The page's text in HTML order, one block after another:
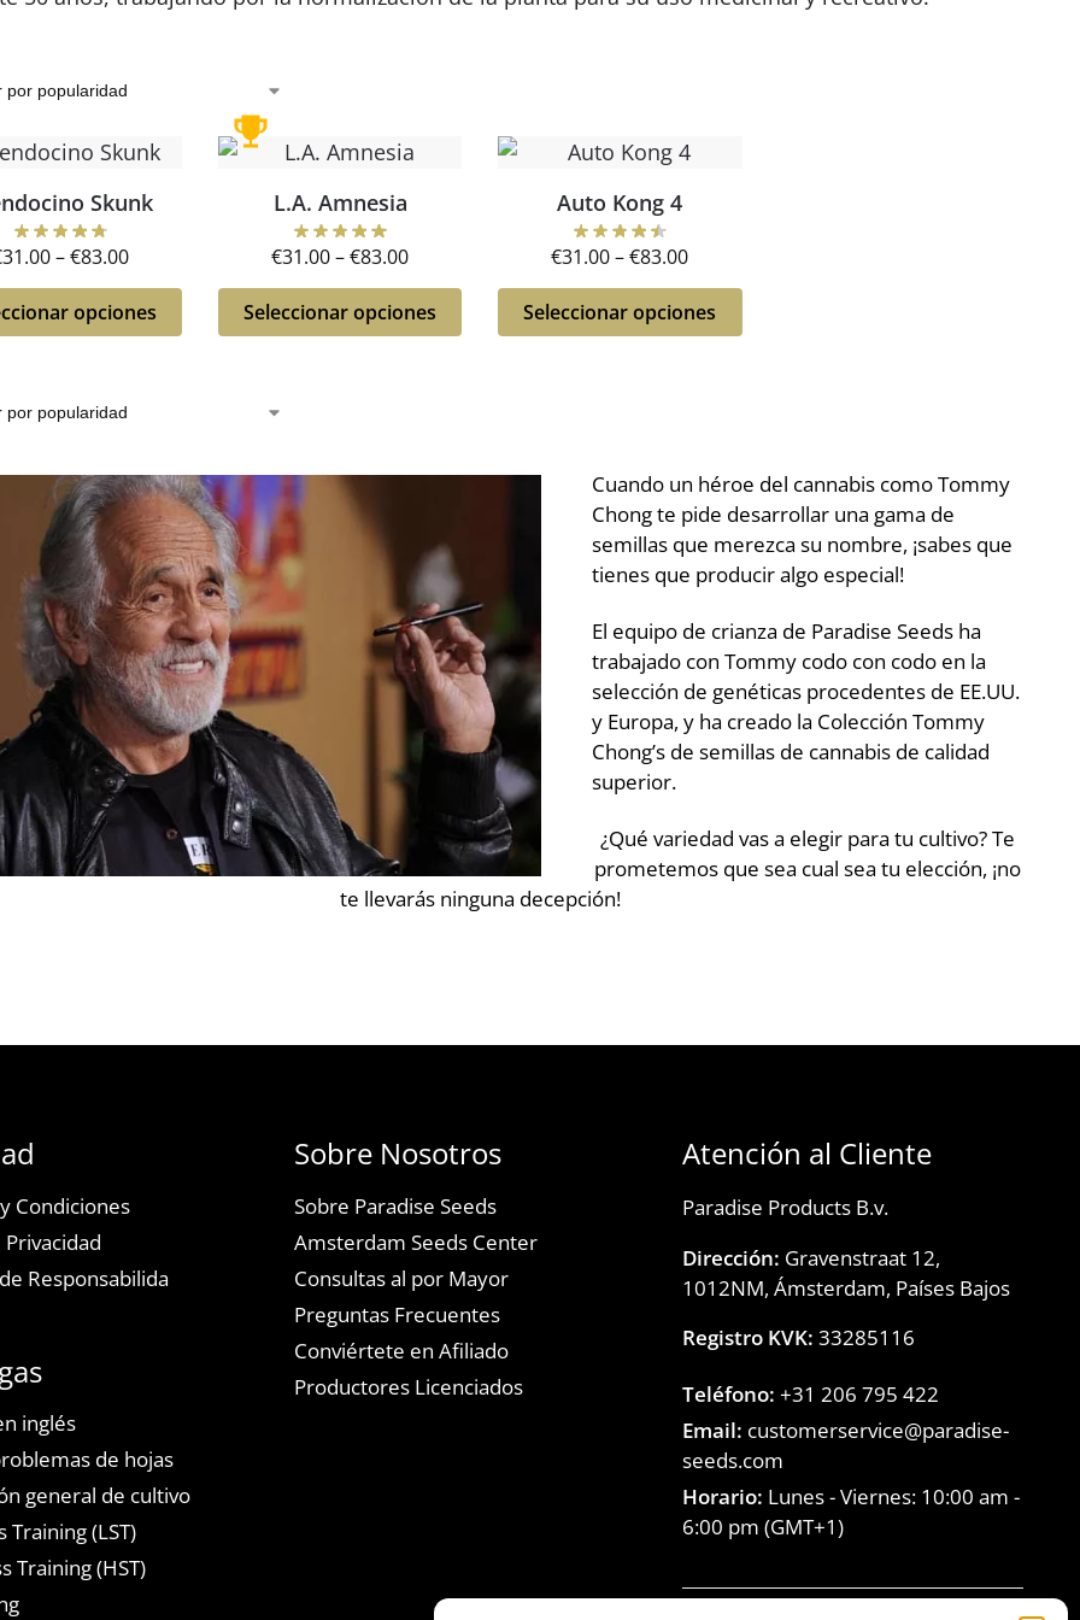
Skunk
31.00–€83.00
opciones
L.A. Amnesia
€31.00–€83.00
Seleccionar opciones
Auto Kong 4
€31.00 – €83.00
Seleccionar opciones
Cuando un héroe del cannabis como Tommy
Chong te pide desarrollar una gama de
semillas que merezca su nombre, ¡sabes que
tienes que producir algo especial!
El equipo de crianza de Paradise Seeds ha
trabajado con Tommy codo con codo en la
selección de genéticas procedentes de EE.UU.
y Europa, y ha creado la Colección Tommy
Chong’s de semillas de cannabis de calidad
superior.
¿Qué variedad vas a elegir para tu cultivo? Te
prometemos que sea cual sea tu elección, ¡no
te llevarás ninguna decepción!
Condiciones
Responsabilida
inglés
de hojas
general de cultivo
Training (LST)
Training (HST)
Sobre Nosotros
Sobre Paradise Seeds
Amsterdam Seeds Center
Consultas al por Mayor
Preguntas Frecuentes
Conviértete en Afiliado
Productores Licenciados
Atención al Cliente
Paradise Products B.v.
Dirección: Gravenstraat 12,
1012NM, Ámsterdam, Países Bajos
Registro KVK: 33285116
Teléfono:+31 206 795 422
Email: customerservice@paradise-
seeds.com
Horario: Lunes - Viernes: 10:00 am -
6:00 pm (GMT+1)